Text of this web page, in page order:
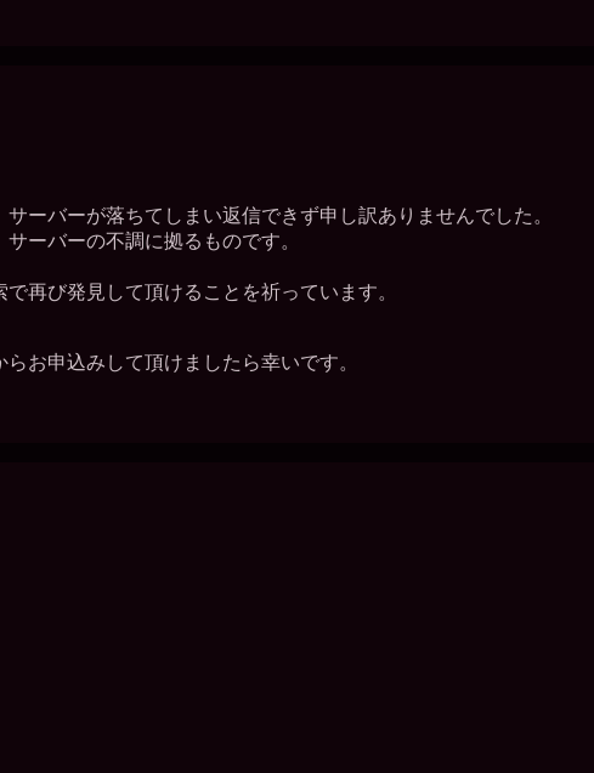
ーバーが落ちてしまい返信できず申し訳ありませんでした。
ーバーの不調に拠るものです。
再び発見して頂けることを祈っています。
お申込みして頂けましたら幸いです。